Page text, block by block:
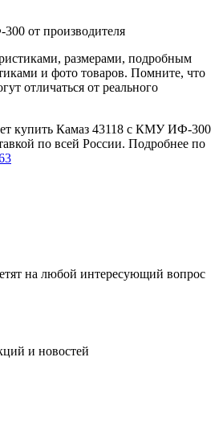
от производителя
размерами, подробным
и фото товаров. Помните, что
отличаться от реального
купить Камаз 43118 с КМУ ИФ-300
по всей России. Подробнее по
на любой интересующий вопрос
и новостей